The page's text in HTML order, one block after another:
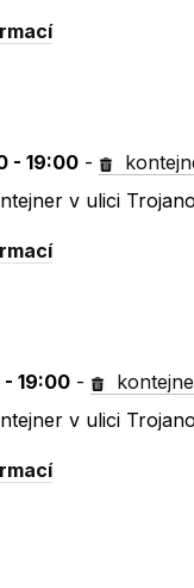
- 19:00 -
v ulici
- 19:00 -
v ulici